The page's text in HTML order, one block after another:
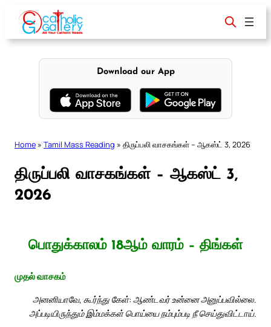
content
Download our App
Home » Tamil Mass Reading » திருப்பலி வாசகங்கள் – ஆகஸ்ட் 3, 2026
திருப்பலி வாசகங்கள் – ஆகஸ்ட் 3,
2026
பொதுக்காலம் 18ஆம் வாரம் – திங்கள்
முதல் வாசகம்
அனனியாவே, கூர்ந்து கேள்: ஆண்டவர் உன்னை அனுப்பவில்லை.
அப்படியிருந்தும் இம்மக்கள் பொய்யை நம்பும்படி நீ செய்துவிட்டாய்.